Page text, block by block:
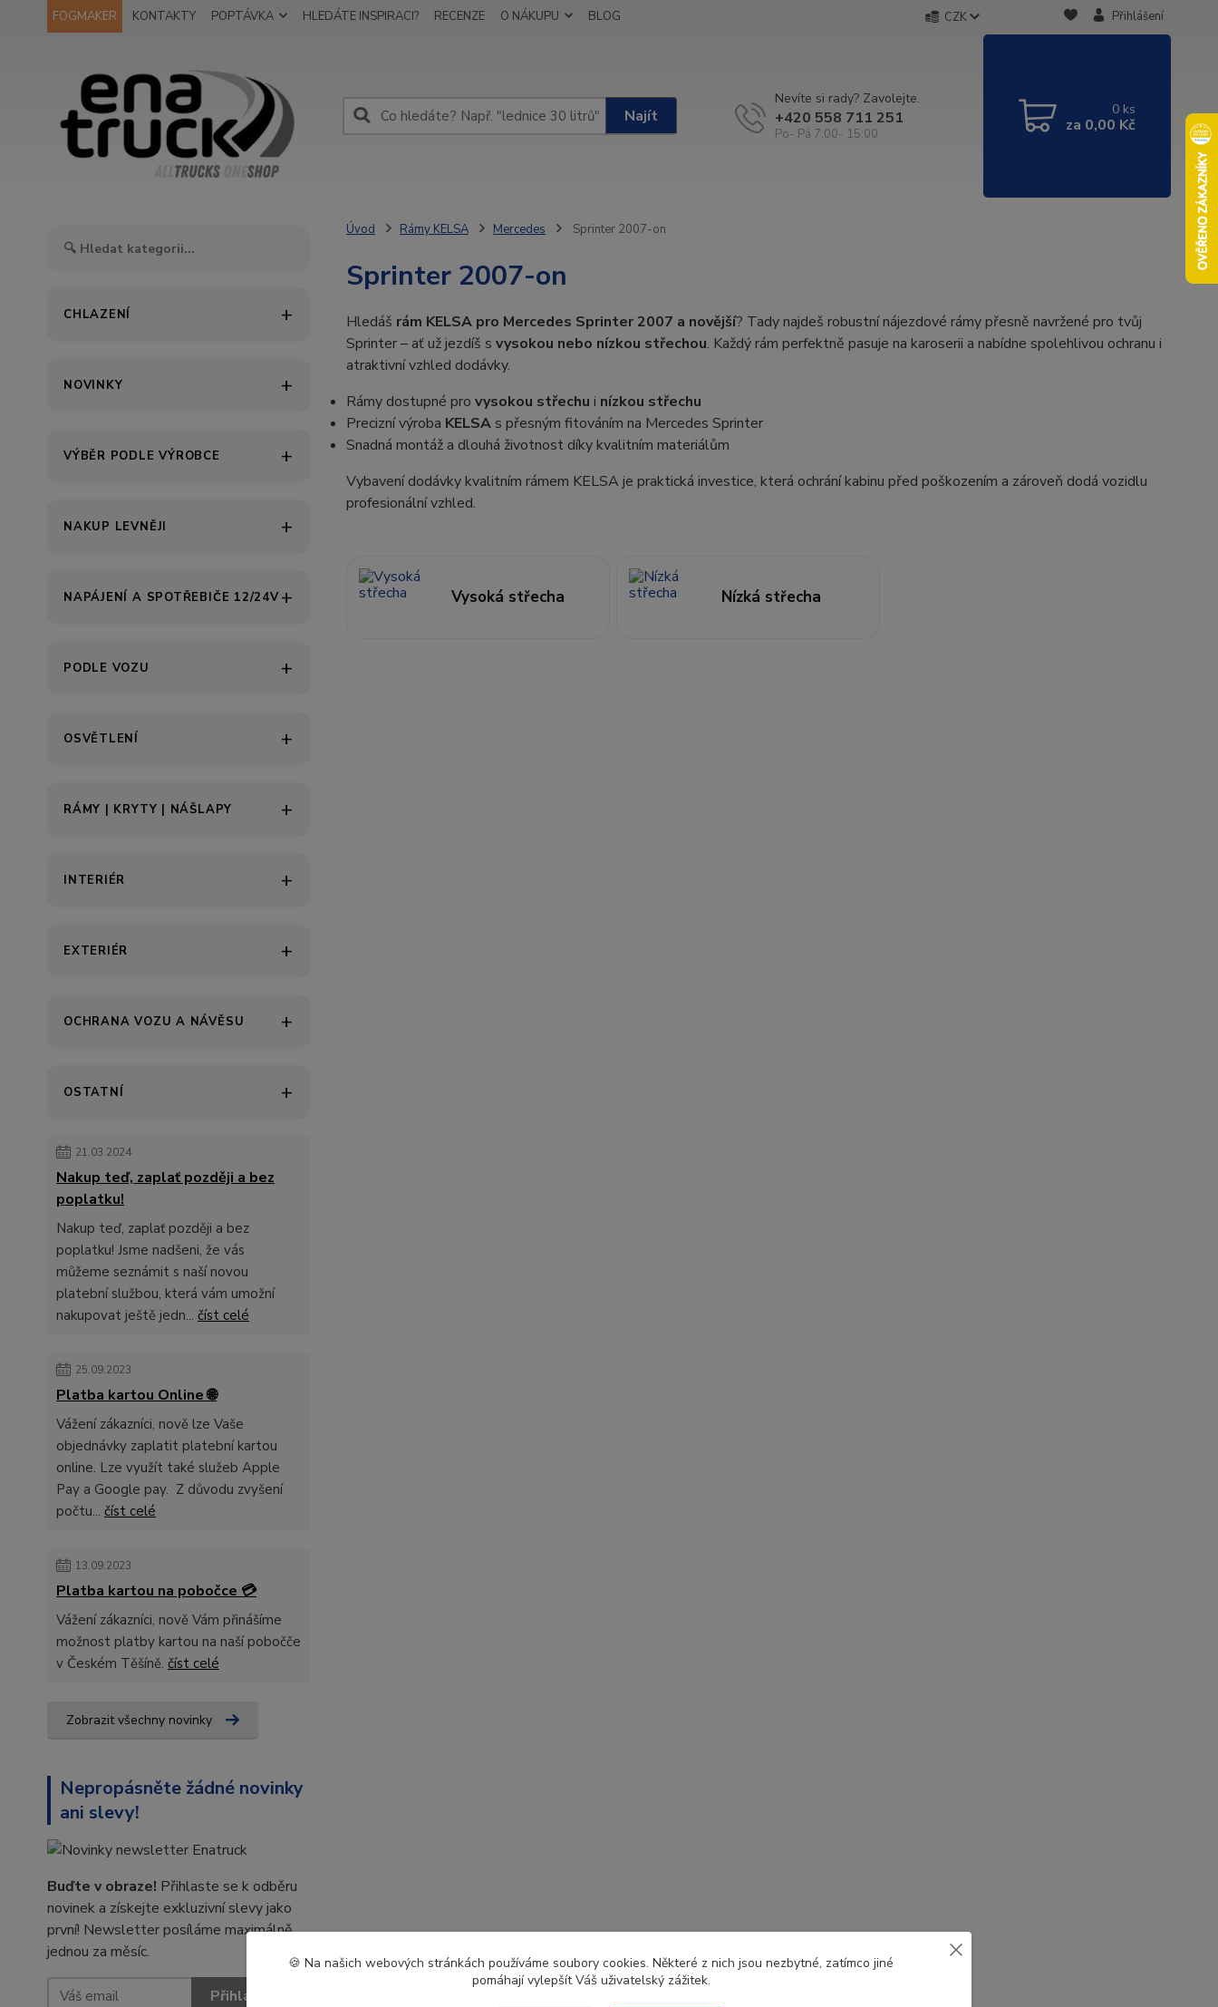
FOGMAKER KONTAKTY POPTÁVKA HLEDÁTE INSPIRACI? RECENZE O NÁKUPU BLOG CZK Přihlášení
Najít
Nevíte si rady? Zavolejte.
+420 558 711 251
Po- Pá 7:00- 15:00
0 ks
za 0,00 Kč
CHLAZENÍ
NOVINKY
VÝBĚR PODLE VÝROBCE
NAKUP LEVNĚJI
NAPÁJENÍ A SPOTŘEBIČE 12/24V
PODLE VOZU
OSVĚTLENÍ
RÁMY | KRYTY | NÁŠLAPY
INTERIÉR
EXTERIÉR
OCHRANA VOZU A NÁVĚSU
OSTATNÍ
21.03.2024
Nakup teď, zaplať později a bez
poplatku!
Nakup teď, zaplať později a bez
poplatku! Jsme nadšeni, že vás
můžeme seznámit s naší novou
platební službou, která vám umožní
nakupovat ještě jedn... číst celé
25.09.2023
Platba kartou Online 🌐
Vážení zákazníci, nově lze Vaše
objednávky zaplatit platební kartou
online. Lze využít také služeb Apple
Pay a Google pay. Z důvodu zvyšení
počtu... číst celé
13.09.2023
Platba kartou na pobočce 💳
Vážení zákazníci, nově Vám přinášíme
možnost platby kartou na naší pobočče
v Českém Těšíně. číst celé
Zobrazit všechny novinky
Nepropásněte žádné novinky
ani slevy!
Buďte v obraze! Přihlaste se k odběru
novinek a získejte exkluzivní slevy jako
první! Newsletter posíláme maximálně
jednou za měsíc.
Přihlásit se
Úvod Rámy KELSA Mercedes Sprinter 2007-on
Sprinter 2007-on
Hledáš rám KELSA pro Mercedes Sprinter 2007 a novější? Tady najdeš robustní nájezdové rámy přesně navržené pro tvůj
Sprinter – ať už jezdíš s vysokou nebo nízkou střechou. Každý rám perfektně pasuje na karoserii a nabídne spolehlivou ochranu i
atraktivní vzhled dodávky.
Rámy dostupné pro vysokou střechu i nízkou střechu
Precizní výroba KELSAs přesným fitováním na Mercedes Sprinter
Snadná montáž a dlouhá životnost díky kvalitním materiálům
Vybavení dodávky kvalitním rámem KELSA je praktická investice, která ochrání kabinu před poškozením a zároveň dodá vozidlu
profesionální vzhled.
Vysoká střecha Nízká střecha
🍪 Na našich webových stránkách používáme soubory cookies. Některé z nich jsou nezbytné, zatímco jiné
pomáhají vylepšít Váš uživatelský zážitek.